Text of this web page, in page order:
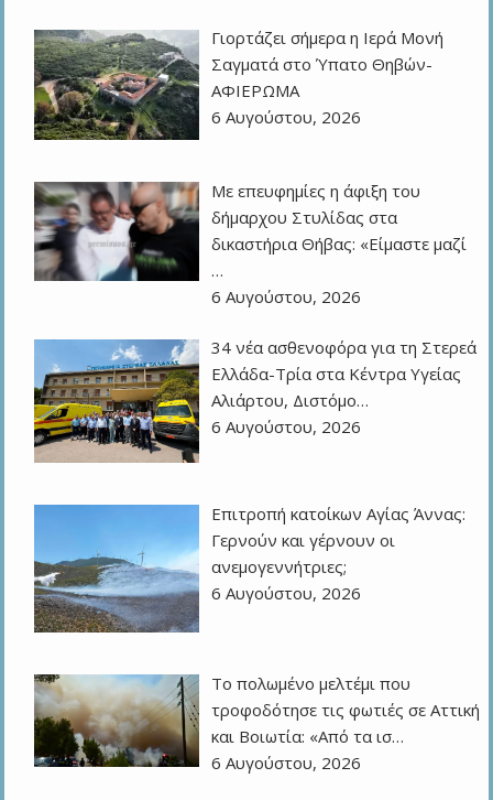
Γιορτάζει σήμερα η Ιερά Μονή
Σαγματά στο Ύπατο Θηβών-
ΑΦΙΕΡΩΜΑ
6 Αυγούστου, 2026
Με επευφημίες η άφιξη του
δήμαρχου Στυλίδας στα
δικαστήρια Θήβας: «Είμαστε μαζί
…
6 Αυγούστου, 2026
34 νέα ασθενοφόρα για τη Στερεά
Ελλάδα-Τρία στα Κέντρα Υγείας
Αλιάρτου, Διστόμο…
6 Αυγούστου, 2026
Επιτροπή κατοίκων Αγίας Άννας:
Γερνούν και γέρνουν οι
ανεμογεννήτριες;
6 Αυγούστου, 2026
Το πολωμένο μελτέμι που
τροφοδότησε τις φωτιές σε Αττική
και Βοιωτία: «Από τα ισ…
6 Αυγούστου, 2026